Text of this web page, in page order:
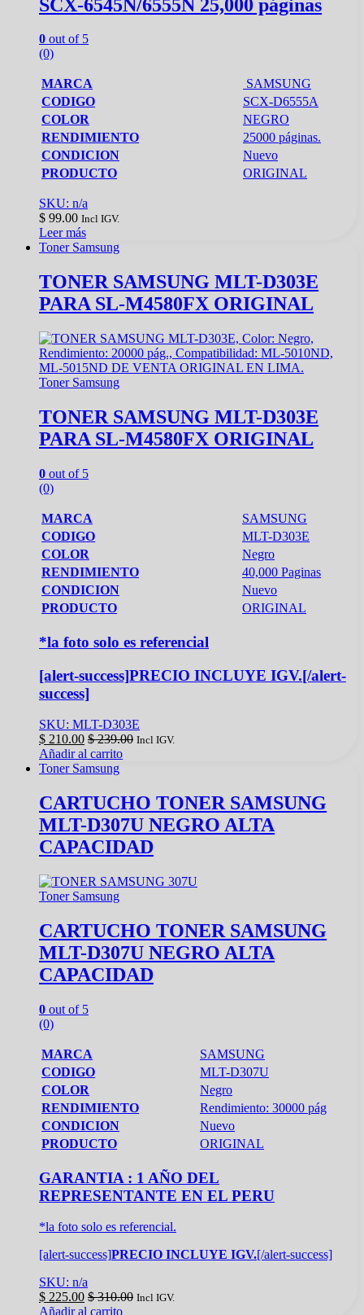
SCX-6545N/6555N 25,000 páginas
0 out of 5
(0)
MARCA
SAMSUNG
CODIGO
SCX-D6555A
COLOR
NEGRO
RENDIMIENTO
25000 páginas.
CONDICION
Nuevo
PRODUCTO
ORIGINAL
SKU: n/a
$ 99.00 Incl IGV.
Leer más
Toner Samsung
TONER SAMSUNG MLT-D303E
PARA SL-M4580FX ORIGINAL
Toner Samsung
TONER SAMSUNG MLT-D303E
PARA SL-M4580FX ORIGINAL
0 out of 5
(0)
MARCA
SAMSUNG
CODIGO
MLT-D303E
COLOR
Negro
RENDIMIENTO
40,000 Paginas
CONDICION
Nuevo
PRODUCTO
ORIGINAL
*la foto solo es referencial
[alert-success]PRECIO INCLUYE IGV.[/alert-
success]
SKU: MLT-D303E
$ 210.00 $239.00 Incl IGV.
Añadir al carrito
Toner Samsung
CARTUCHO TONER SAMSUNG
MLT-D307U NEGRO ALTA
CAPACIDAD
Toner Samsung
CARTUCHO TONER SAMSUNG
MLT-D307U NEGRO ALTA
CAPACIDAD
0 out of 5
(0)
MARCA
SAMSUNG
CODIGO
MLT-D307U
COLOR
Negro
RENDIMIENTO
Rendimiento: 30000 pág
CONDICION
Nuevo
PRODUCTO
ORIGINAL
GARANTIA : 1 AÑO DEL
REPRESENTANTE EN EL PERU
*la foto solo es referencial.
[alert-success]PRECIO INCLUYE IGV.[/alert-success]
SKU: n/a
$ 225.00 $310.00 Incl IGV.
Añadir al carrito